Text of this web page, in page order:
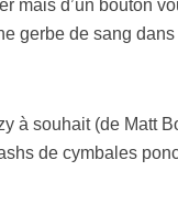
mais d’un bouton
gerbe de sang
à souhait (de Matt
de cymbales